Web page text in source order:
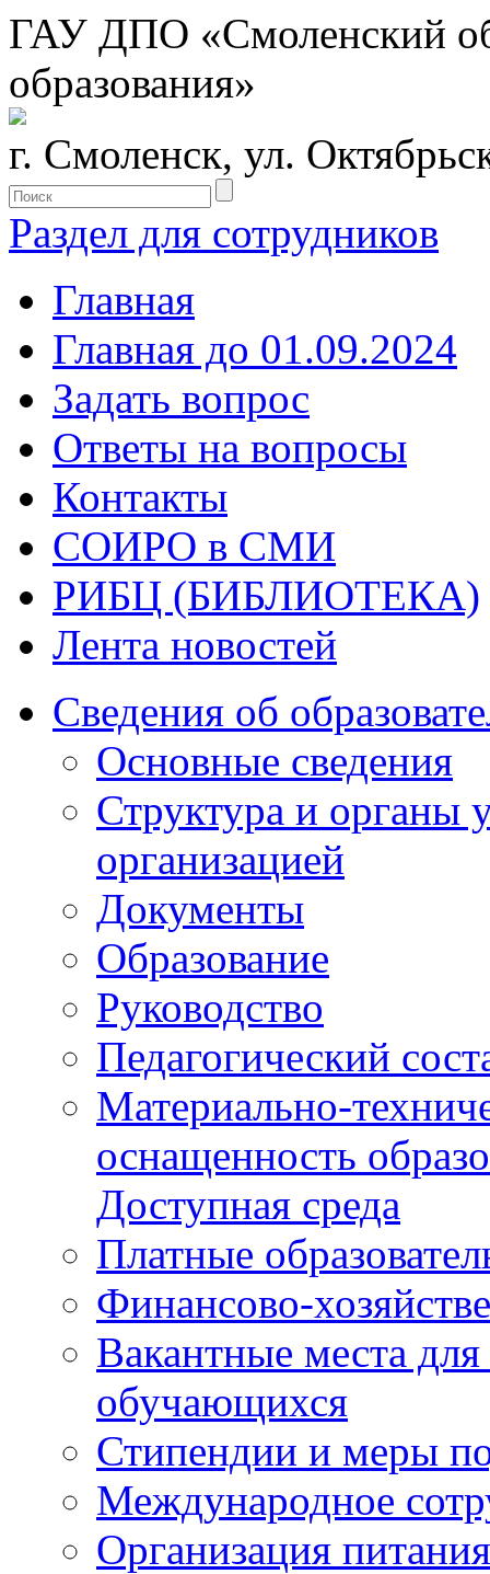
ГАУ ДПО «Смоленский
образования»
г. Смоленск, ул.
Раздел для сотрудников
Главная
Главная до 01.09.2024
Задать вопрос
Ответы на вопросы
Контакты
СОИРО в СМИ
РИБЦ (БИБЛИОТЕКА)
Лента новостей
Сведения об
Основные сведения
Структура и органы
организацией
Документы
Образование
Руководство
Педагогический
Материально-
оснащенность
Доступная среда
Платные
Финансово-
Вакантные места
обучающихся
Стипендии и меры
Международное
Организация